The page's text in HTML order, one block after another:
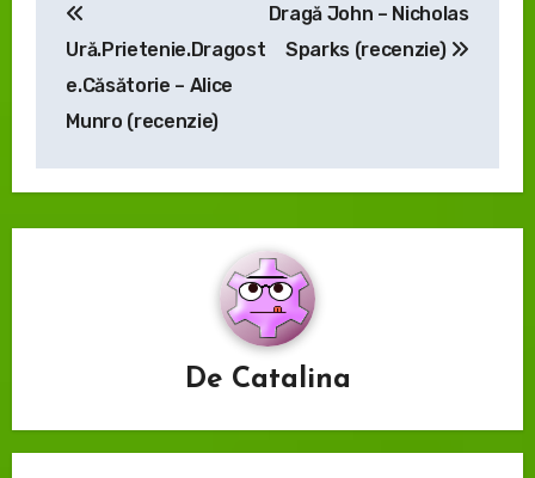
în
articole
Ură.Prietenie.Dragost
e.Căsătorie – Alice
Munro (recenzie)
Dragă John – Nicholas
Sparks (recenzie)
De Catalina